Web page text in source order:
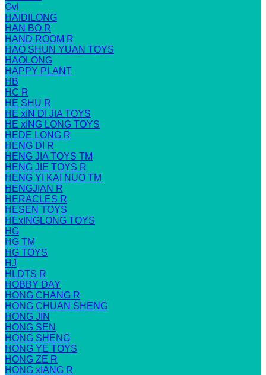
Gvl
HAIDILONG
HAN BO R
HAND ROOM R
HAO SHUN YUAN TOYS
HAOLONG
HAPPY PLANT
HB
HC R
HE SHU R
HE xIN DI JIA TOYS
HE xING LONG TOYS
HEDE LONG R
HENG DI R
HENG JIA TOYS TM
HENG JIE TOYS R
HENG YI KAI NUO TM
HENGJIAN R
HERACLES R
HESEN TOYS
HExINGLONG TOYS
HG
HG TM
HG TOYS
HJ
HLDTS R
HOBBY DAY
HONG CHANG R
HONG CHUAN SHENG
HONG JIN
HONG SEN
HONG SHENG
HONG YE TOYS
HONG ZE R
HONG xIANG R